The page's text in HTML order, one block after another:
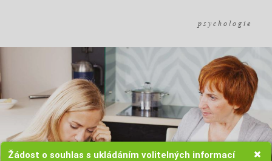
Žádost o souhlas s ukládáním volitelných informací
p s y c h o l o g i e